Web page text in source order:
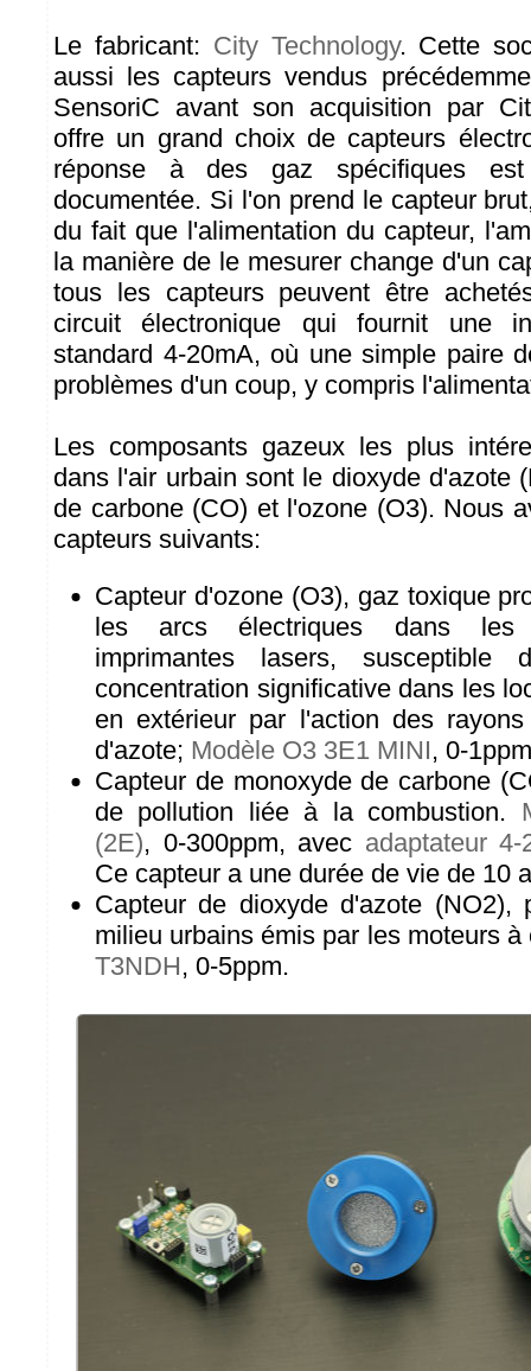
Le fabricant: City Technology. Cette
aussi les capteurs vendus
SensoriC avant son acquisition par
offre un grand choix de capteurs
réponse à des gaz spécifiques est
documentée. Si l'on prend le capteur
du fait que l'alimentation du capteur,
la manière de le mesurer change d'un
tous les capteurs peuvent être
circuit électronique qui fournit une
standard 4-20mA, où une simple paire
problèmes d'un coup, y compris
Les composants gazeux les plus
dans l'air urbain sont le dioxyde d'azote
de carbone (CO) et l'ozone (O3). Nous
capteurs suivants:
Capteur d'ozone (O3), gaz toxique
les arcs électriques dans les
imprimantes lasers,
concentration significative dans les
en extérieur par l'action des
d'azote; Modèle O3 3E1 MINI, 0-
Capteur de monoxyde de carbone
de pollution liée à la combustion.
(2E), 0-300ppm, avec adaptateur
Ce capteur a une durée de vie de 10
Capteur de dioxyde d'azote (NO2),
milieu urbains émis par les moteurs
T3NDH, 0-5ppm.